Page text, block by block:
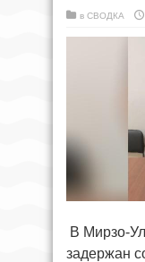
в СВОДКА
В Мирзо-
задержан